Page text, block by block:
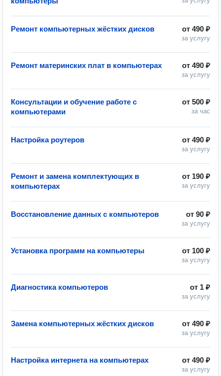
от 490 ₽
за услугу
Ремонт компьютерных жёстких дисков
от 490 ₽
за услугу
Ремонт материнских плат в компьютерах
от 500 ₽
за час
Консультации и обучение работе с
компьютерами
от 490 ₽
за услугу
Настройка роутеров
от 190 ₽
за услугу
Ремонт и замена комплектующих в
компьютерах
от 90 ₽
за услугу
Восстановление данных с компьютеров
от 100 ₽
за услугу
Установка программ на компьютеры
от 1 ₽
за услугу
Диагностика компьютеров
от 490 ₽
за услугу
Замена компьютерных жёстких дисков
от 490 ₽
за услугу
Настройка интернета на компьютерах